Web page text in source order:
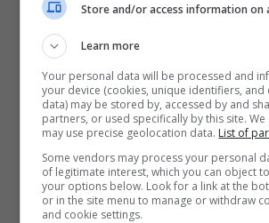
Store and/or access information on
Learn more
Your personal data will be processed and
your device (cookies, unique identifiers, and
data) may be stored by, accessed by and
partners, or used specifically by this site.
may use precise geolocation data. List of
Some vendors may process your personal
of legitimate interest, which you can object
your options below. Look for a link at the
or in the site menu to manage or withdraw
and cookie settings.